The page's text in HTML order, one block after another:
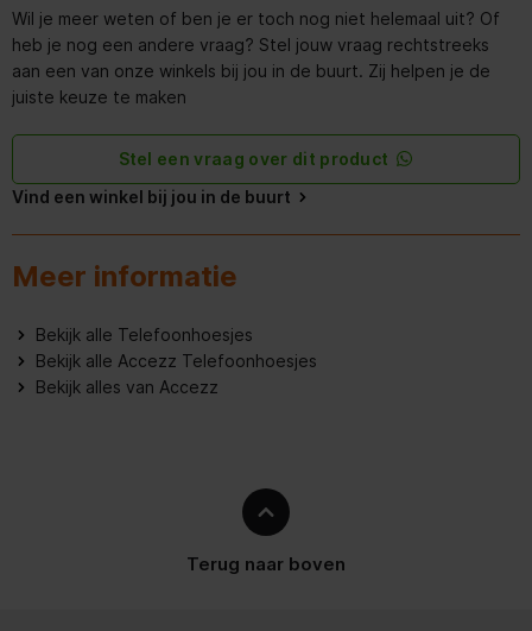
Krasbestendig
Oppervlakte kleur Monochromatisch
Wil je meer weten of ben je er toch nog niet helemaal uit? Of
heb je nog een andere vraag? Stel jouw vraag rechtstreeks
aan een van onze winkels bij jou in de buurt. Zij helpen je de
juiste keuze te maken
Stel een vraag over dit product
Vind een winkel bij jou in de buurt
Meer informatie
Bekijk alle Telefoonhoesjes
Bekijk alle Accezz Telefoonhoesjes
Bekijk alles van Accezz
Terug naar boven